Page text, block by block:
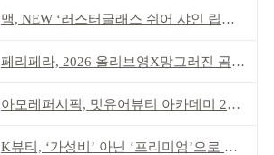
맥, NEW ‘러스터글래스 쉬어 샤인 립스틱’ 출시
페리페라, 2026 올리브영X망그러진 곰 콜라보
아모레퍼시픽, 밋유어뷰티 아카데미 2기 발대식
K뷰티, ‘가성비’ 아닌 ‘프리미엄’으로 승부걸어야